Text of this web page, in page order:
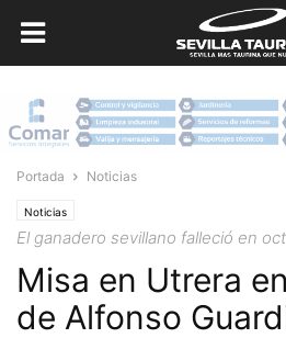
Portada Noticias
Noticias
El ganadero sevillano falleció en
Misa en Utrera
de Alfonso